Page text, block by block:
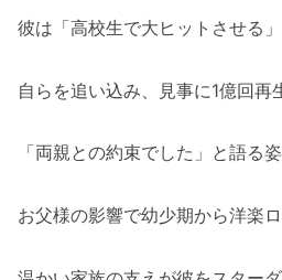
彼は「高校生で大ヒットさせる」
自らを追い込み、見事に1億回再
「両親との約束でした」と語る
お父様の影響で幼少期から洋楽ロ